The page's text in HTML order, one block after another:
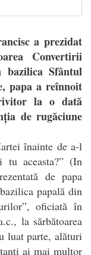
a prezidat
Convertirii
bazilica Sfântul
papa a reînnoit
la o dată
de rugăciune
înainte de a-l
aceasta?” (In
de papa
papală din
oficiată în
la sărbătoarea
luat parte, alături
ai mai multor